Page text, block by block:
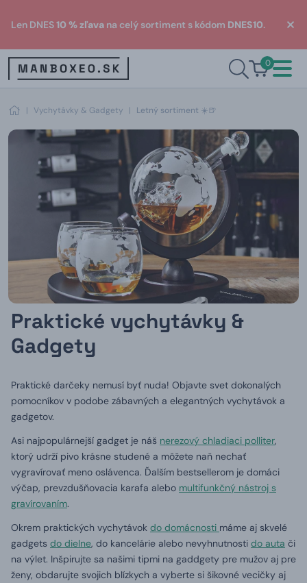
Len DNES10 % zľava na celý sortiment s kódom DNES10.
0
| Vychytávky & Gadgety | Letný sortiment ☀️🍺
Praktické vychytávky &
Gadgety
Praktické darčeky nemusí byť nuda! Objavte svet dokonalých
pomocníkov v podobe zábavných a elegantných vychytávok a
gadgetov.
Asi najpopulárnejší gadget je náš nerezový chladiaci polliter,
ktorý udrží pivo krásne studené a môžete naň nechať
vygravírovať meno oslávenca. Ďalším bestsellerom je domáci
výčap, prevzdušňovacia karafa alebo multifunkčný nástroj s
gravírovaním.
Okrem praktických vychytávok do domácnosti máme aj skvelé
gadgets do dielne, do kancelárie alebo nevyhnutnosti do auta či
na výlet. Inšpirujte sa našimi tipmi na gaddgety pre mužov aj pre
ženy, obdarujte svojich blízkych a vyberte si šikovné vecičky aj